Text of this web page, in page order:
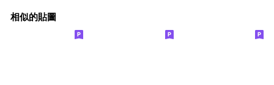
相似的貼圖